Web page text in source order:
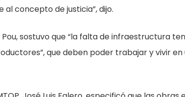
concepto de justicia”, dijo.
Pou, sostuvo que “la falta de infraestructura
que deben poder trabajar y vivir en